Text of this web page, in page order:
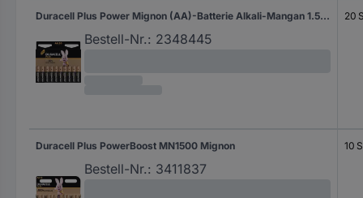
Duracell Plus Power Mignon (AA)-Batterie Alkali-Mangan 1.5 V 20 St.
Bestell-Nr.: 2348445
20
Duracell Plus PowerBoost MN1500 Mignon
Bestell-Nr.: 3411837
10